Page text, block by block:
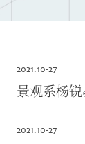
2021.10-27
景观系杨
2021.10-27